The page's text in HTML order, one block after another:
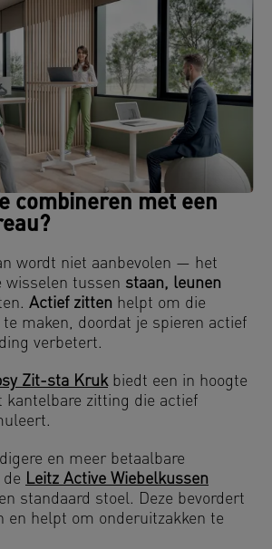
combineren met een
wordt niet aanbevolen — het
wisselen tussen staan, leunen
Actief zitten helpt om die
maken, doordat je spieren actief
verbetert.
Zit-sta Krukbiedt een in hoogte
kantelbare zitting die actief
en meer betaalbare
Leitz Active Wiebelkussen
standaard stoel. Deze bevordert
en helpt om onderuitzakken te